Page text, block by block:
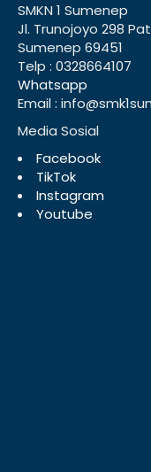
SMKN 1 Sumenep
Jl. Trunojoyo 298
Sumenep 69451
Telp : 0328664107
Whatsapp
Email :
Media Sosial
Facebook
TikTok
Instagram
Youtube